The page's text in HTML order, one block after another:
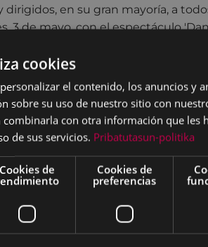
dirigidos, en su gran mayoría, a
3 de mayo, con el espectáculo
parque del ambulatorio, a las
de la danza contemporánea en la
además, numerosas y
la miracielos (Narruzko Zezen);
Alberti, un mar de versos (T.
Animaciones); 7D Máquina
(Txalo Produkzioak).
hasta el 29 de mayo, y, al
tanto en el Teatro Coliseo como en
Laboral.
cookies
el contenido, los anuncios y
sobre su uso de nuestro sitio con
combinarla con otra información que les
de sus servicios. Pribatutasun-politika
Cookies de
Cookies de
preferencias